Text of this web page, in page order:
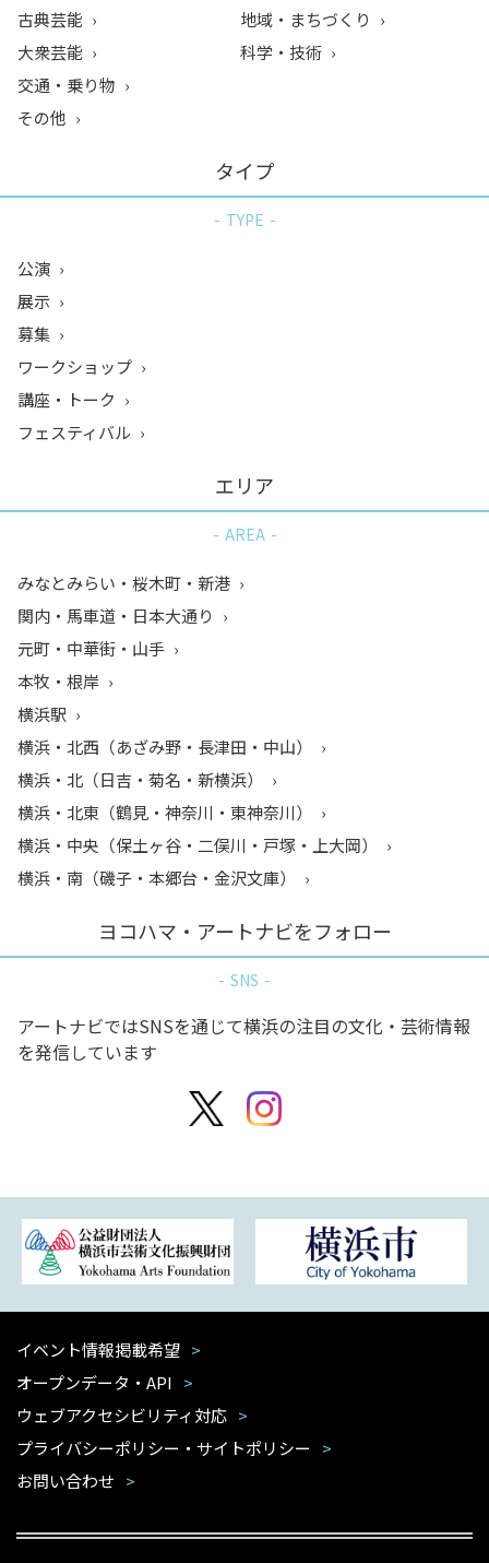
古典芸能
大衆芸能
地域・まちづくり
科学・技術
交通・乗り物
その他
タイプ
TYPE
公演
展示
募集
ワークショップ
講座・トーク
フェスティバル
エリア
AREA
みなとみらい・桜木町・新港
関内・馬車道・日本大通り
元町・中華街・山手
本牧・根岸
横浜駅
横浜・北西（あざみ野・長津田・中山）
横浜・北（日吉・菊名・新横浜）
横浜・北東（鶴見・神奈川・東神奈川）
横浜・中央（保土ヶ谷・二俣川・戸塚・上大岡）
横浜・南（磯子・本郷台・金沢文庫）
ヨコハマ・アートナビをフォロー
SNS
アートナビではSNSを通じて横浜の注目の文化・芸術情報
を発信しています
イベント情報掲載希望
オープンデータ・API
ウェブアクセシビリティ対応
プライバシーポリシー・サイトポリシー
お問い合わせ